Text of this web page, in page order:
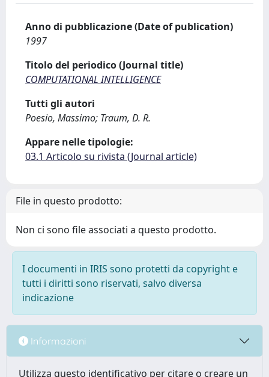
Anno di pubblicazione (Date of publication)
1997
Titolo del periodico (Journal title)
COMPUTATIONAL INTELLIGENCE
Tutti gli autori
Poesio, Massimo; Traum, D. R.
Appare nelle tipologie:
03.1 Articolo su rivista (Journal article)
File in questo prodotto:
Non ci sono file associati a questo prodotto.
I documenti in IRIS sono protetti da copyright e
tutti i diritti sono riservati, salvo diversa
indicazione
Informazioni
Utilizza questo identificativo per citare o creare un